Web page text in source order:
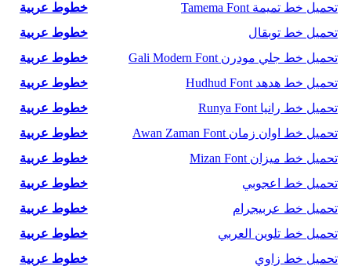
تحميل خط تميمة Tamema Font
خطوط عربية
تحميل خط توبقال
خطوط عربية
تحميل خط جلي مودرن Gali Modern Font
خطوط عربية
تحميل خط هدهد Hudhud Font
خطوط عربية
تحميل خط رانيا Runya Font
خطوط عربية
تحميل خط اوان زمان Awan Zaman Font
خطوط عربية
تحميل خط ميزان Mizan Font
خطوط عربية
تحميل خط اعجوبي
خطوط عربية
تحميل خط عربيجرام
خطوط عربية
تحميل خط تلوين العربي
خطوط عربية
تحميل خط زاوي
خطوط عربية